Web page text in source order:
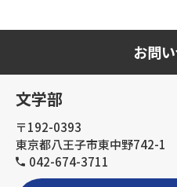
お問
文学部
〒192-0393
東京都八王子市東中野742-1
042-674-3711